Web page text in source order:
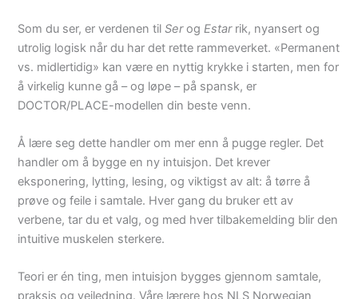
Som du ser, er verdenen tilSerogEstarrik, nyansert og
utrolig logisk når du har det rette rammeverket. «Permanent
vs. midlertidig» kan være en nyttig krykke i starten, men for
å virkelig kunne gå – og løpe – på spansk, er
DOCTOR/PLACE-modellen din beste venn.
Å lære seg dette handler om mer enn å pugge regler. Det
handler om å bygge en ny intuisjon. Det krever
eksponering, lytting, lesing, og viktigst av alt: å tørre å
prøve og feile i samtale. Hver gang du bruker ett av
verbene, tar du et valg, og med hver tilbakemelding blir den
intuitive muskelen sterkere.
Teori er én ting, men intuisjon bygges gjennom samtale,
praksis og veiledning. Våre lærere hos NLS Norwegian